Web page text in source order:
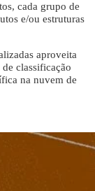
cada grupo de
e/ou estruturas
aproveita
classificação
na nuvem de